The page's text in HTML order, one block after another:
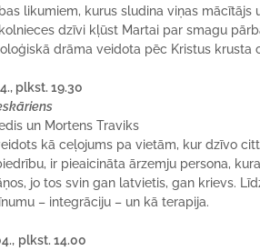
likumiem, kurus sludina viņas
dzīvi kļūst Martai par smagu
drāma veidota pēc Kristus
plkst. 19.30
un Mortens Traviks
kā ceļojums pa vietām, kur dzīvo
ir pieaicināta ārzemju persona,
jo tos svin gan latvietis, gan krievs.
– integrāciju – un kā terapija.
plkst. 14.00